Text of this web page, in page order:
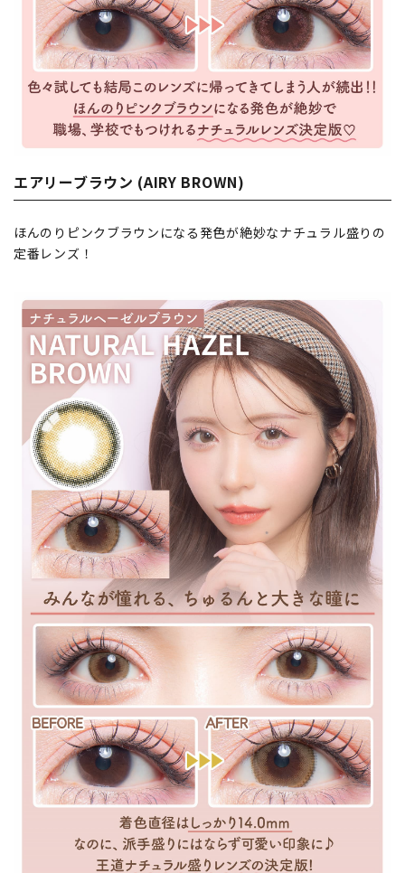
エアリーブラウン (AIRY BROWN)
ほんのりピンクブラウンになる発色が絶妙なナチュラル盛りの
定番レンズ！